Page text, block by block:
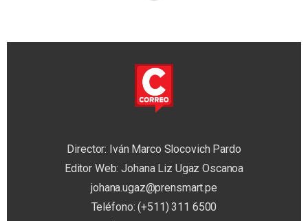
Director: Iván Marco Slocovich Pardo
Editor Web: Johana Liz Ugaz Oscanoa
johana.ugaz@prensmart.pe
Teléfono: (+511) 311 6500